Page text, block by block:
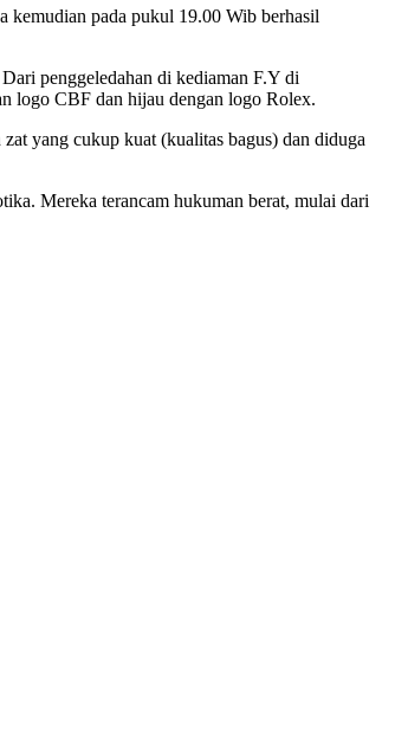
kemudian pada pukul 19.00 Wib berhasil
penggeledahan di kediaman F.Y di
logo CBF dan hijau dengan logo Rolex.
yang cukup kuat (kualitas bagus) dan diduga
Mereka terancam hukuman berat, mulai dari